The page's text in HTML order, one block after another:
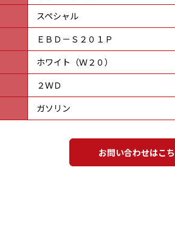
スペシャル
ＥＢＤ－Ｓ２０１Ｐ
ホワイト（Ｗ２０）
２ＷＤ
ガソリン
お問い合わせはこ